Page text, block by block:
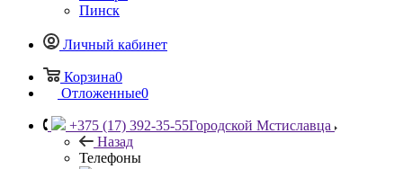
Пинск
Личный кабинет
Корзина0
Отложенные0
+375 (17) 392-35-55Городской Мстиславца
Назад
Телефоны